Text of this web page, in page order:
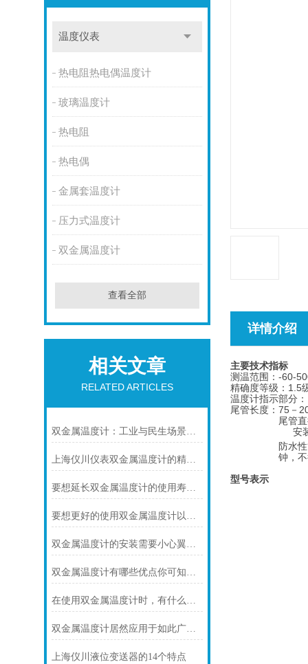
温度仪表
热电阻热电偶温度计
玻璃温度计
热电阻
热电偶
金属套温度计
压力式温度计
双金属温度计
查看全部
相关文章
RELATED ARTICLES
双金属温度计：工业与民生场景中的实用测温利器
上海仪川仪表双金属温度计的精度等级是如何划分的
要想延长双金属温度计的使用寿命可少不了以下步骤
要想更好的使用双金属温度计以下几点不可少
双金属温度计的安装需要小心翼翼的！
双金属温度计有哪些优点你可知道？
在使用双金属温度计时，有什么地方需要注意的呢？
双金属温度计居然应用于如此广泛的领域
上海仪川液位变送器的14个特点
详情介绍
主要技术指标
测温范围：-60-
精确度等级：1.5
温度计指示部分
尾管长度：75－
尾管
安
防水
钟，
型号表示